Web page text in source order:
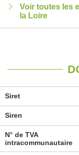
Voir toutes les
la Loire
Siret
Siren
N° de TVA
intracommunautaire